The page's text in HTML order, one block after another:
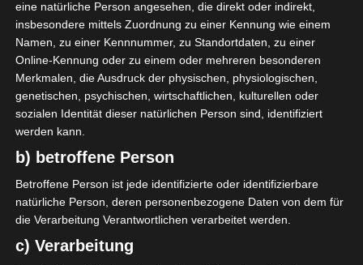
AUFSTELLUNGEN
Club Africain Tunis (CA)
D R. Bedoui
D S. Laabidi
M W. Ben Yahia
M C. Laabidi
Z. Dhaouadi
O H. Labidi
eine natürliche Person angesehen, die direkt oder indirekt,
insbesondere mittels Zuordnung zu einer Kennung wie einem
Namen, zu einer Kennnummer, zu Standortdaten, zu einer
Online-Kennung oder zu einem oder mehreren besonderen
Merkmalen, die Ausdruck der physischen, physiologischen,
genetischen, psychischen, wirtschaftlichen, kulturellen oder
sozialen Identität dieser natürlichen Person sind, identifiziert
werden kann.
b) betroffene Person
Betroffene Person ist jede identifizierte oder identifizierbare
natürliche Person, deren personenbezogene Daten von dem für
die Verarbeitung Verantwortlichen verarbeitet werden.
c) Verarbeitung